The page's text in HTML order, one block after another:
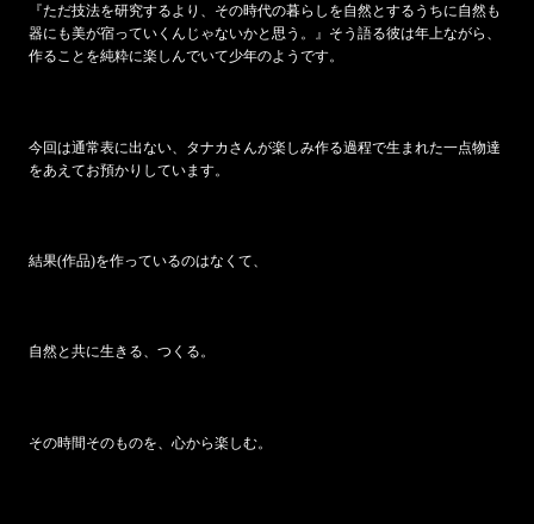
『ただ技法を研究するより、その時代の暮らしを自然とするうちに自然も
器にも美が宿っていくんじゃないかと思う。』そう語る彼は年上ながら、
作ることを純粋に楽しんでいて少年のようです。
今回は通常表に出ない、タナカさんが楽しみ作る過程で生まれた一点物達
をあえてお預かりしています。
結果(作品)を作っているのはなくて、
自然と共に生きる、つくる。
その時間そのものを、心から楽しむ。